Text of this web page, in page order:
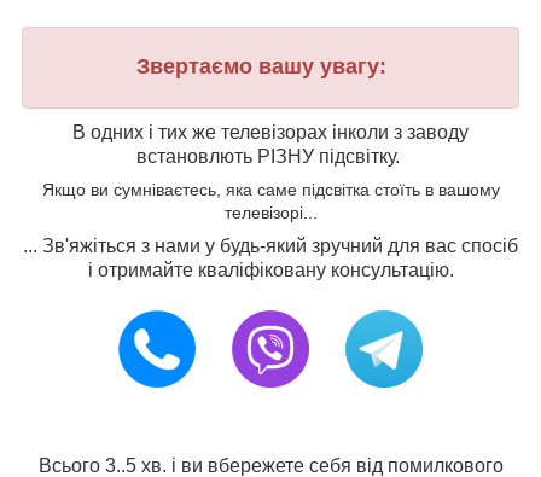
Звертаємо вашу увагу:
В одних і тих же телевізорах інколи з заводу
встановлють РІЗНУ підсвітку.
Якщо ви сумніваєтесь, яка саме підсвітка стоїть в вашому
телевізорі...
... Зв'яжіться з нами у будь-який зручний для вас спосіб
і отримайте кваліфіковану консультацію.
Всього 3..5 хв. і ви вбережете себя від помилкового